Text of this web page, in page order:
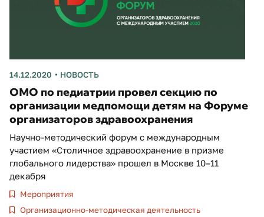
14.12.2020 НОВОСТЬ
ОМО по педиатрии провел секцию по
организации медпомощи детям на Форуме
организаторов здравоохранения
Научно-методический форум с международным
участием «Столичное здравоохранение в призме
глобального лидерства» прошел в Москве 10–11
декабря
Мероприятия
Организационно-методическая деятельность